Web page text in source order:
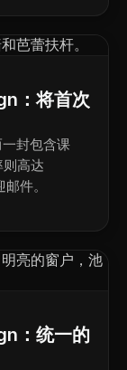
：将首次
封包含课
高达
件。
：统一的